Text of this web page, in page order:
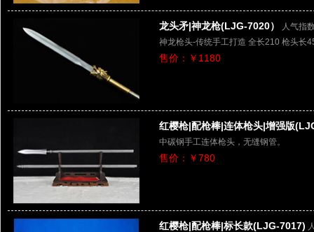
龙头矛|神龙枪(LJG-7020）
人气指
神龙枪头-传统手工打造 全长210 枪头长
售价：￥1180
红樱枪|配枪棒|连体枪头|增强版
中碳钢手工连体枪头，无缝钢管。
售价：￥780
红樱枪|配枪棒|标长款(LJG-7017)